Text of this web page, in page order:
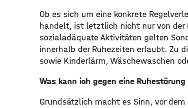
Ob es sich um eine konkrete
handelt, ist letztlich nicht nur von der
sozialadäquate Aktivitäten gelten
innerhalb der Ruhezeiten erlaubt. Zu
sowie Kinderlärm, Wäschewaschen
Was kann ich gegen eine
Grundsätzlich macht es Sinn, vor